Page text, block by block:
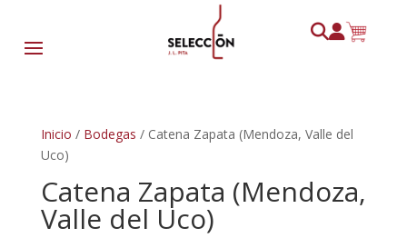
Inicio / Bodegas / Catena Zapata (Mendoza, Valle del
Uco)
Catena Zapata (Mendoza,
Valle del Uco)